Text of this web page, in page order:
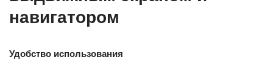
навигатором
Удобство использования